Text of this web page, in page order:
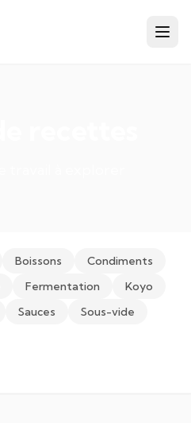
Boissons
Condiments
Fermentation
Koyo
Sauces
Sous-vide